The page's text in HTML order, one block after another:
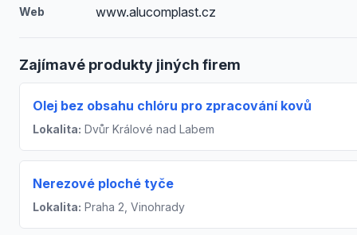
Web www.alucomplast.cz
Zajímavé produkty jiných firem
Olej bez obsahu chlóru pro zpracování kovů
Lokalita: Dvůr Králové nad Labem
Nerezové ploché tyče
Lokalita: Praha 2, Vinohrady